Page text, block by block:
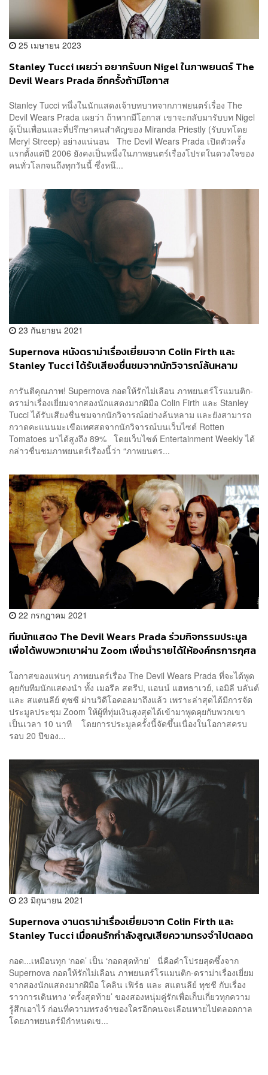
25 เมษายน 2023
Stanley Tucci เผยว่า อยากรับบท Nigel ในภาพยนตร์ The
Devil Wears Prada อีกครั้งถ้ามีโอกาส
Stanley Tucci หนึ่งในนักแสดงเจ้าบทบาทจากภาพยนตร์เรื่อง The
Devil Wears Prada เผยว่า ถ้าหากมีโอกาส เขาจะกลับมารับบท Nigel
ผู้เป็นเพื่อนและที่ปรึกษาคนสำคัญของ Miranda Priestly (รับบทโดย
Meryl Streep) อย่างแน่นอน The Devil Wears Prada เปิดตัวครั้ง
แรกตั้งแต่ปี 2006 ยังคงเป็นหนึ่งในภาพยนตร์เรื่องโปรดในดวงใจของ
คนทั่วโลกจนถึงทุกวันนี้ ซึ่งหนึ...
23 กันยายน 2021
Supernova หนังดราม่าเรื่องเยี่ยมจาก Colin Firth และ
Stanley Tucci ได้รับเสียงชื่นชมจากนักวิจารณ์ล้นหลาม
การันตีคุณภาพ! Supernova กอดให้รักไม่เลือน ภาพยนตร์โรแมนติก-
ดราม่าเรื่องเยี่ยมจากสองนักแสดงมากฝีมือ Colin Firth และ Stanley
Tucci ได้รับเสียงชื่นชมจากนักวิจารณ์อย่างล้นหลาม และยังสามารถ
กวาดคะแนนมะเขือเทศสดจากนักวิจารณ์บนเว็บไซต์ Rotten
Tomatoes มาได้สูงถึง 89% โดยเว็บไซต์ Entertainment Weekly ได้
กล่าวชื่นชมภาพยนตร์เรื่องนี้ว่า “ภาพยนตร...
22 กรกฎาคม 2021
ทีมนักแสดง The Devil Wears Prada ร่วมกิจกรรมประมูล
เพื่อได้พบพวกเขาผ่าน Zoom เพื่อนำรายได้ให้องค์กรการกุศล
โอกาสของแฟนๆ ภาพยนตร์เรื่อง The Devil Wears Prada ที่จะได้พูด
คุยกับทีมนักแสดงนำ ทั้ง เมอรีล สตรีป, แอนน์ แฮทธาเวย์, เอมิลี บลันต์
และ สแตนลีย์ ตุซซี ผ่านวิดีโอคอลมาถึงแล้ว เพราะล่าสุดได้มีการจัด
ประมูลประชุม Zoom ให้ผู้ที่ทุ่มเงินสูงสุดได้เข้ามาพูดคุยกับพวกเขา
เป็นเวลา 10 นาที โดยการประมูลครั้งนี้จัดขึ้นเนื่องในโอกาสครบ
รอบ 20 ปีของ...
23 มิถุนายน 2021
Supernova งานดราม่าเรื่องเยี่ยมจาก Colin Firth และ
Stanley Tucci เมื่อคนรักกำลังสูญเสียความทรงจำไปตลอด
กอด...เหมือนทุก ‘กอด’ เป็น ‘กอดสุดท้าย’ นี่คือคำโปรยสุดซึ้งจาก
Supernova กอดให้รักไม่เลือน ภาพยนตร์โรแมนติก-ดราม่าเรื่องเยี่ยม
จากสองนักแสดงมากฝีมือ โคลิน เฟิร์ธ และ สแตนลีย์ ทุชชี กับเรื่อง
ราวการเดินทาง ‘ครั้งสุดท้าย’ ของสองหนุ่มคู่รักเพื่อเก็บเกี่ยวทุกความ
รู้สึกเอาไว้ ก่อนที่ความทรงจำของใครอีกคนจะเลือนหายไปตลอดกาล
โดยภาพยนตร์มีกำหนดเข...